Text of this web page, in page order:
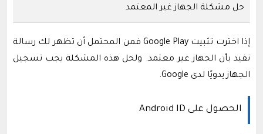
حل مشكلة الجهاز غير المعتمد
إذا اخترت تثبيت Google Play فمن المحتمل أن تظهر لك رسالة
تفيد بأن الجهاز غير معتمد. ولحل هذه المشكلة يجب تسجيل
الجهاز يدويًا لدى Google.
الحصول على Android ID